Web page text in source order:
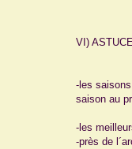
VI)
-les
saison au
-les
-près de